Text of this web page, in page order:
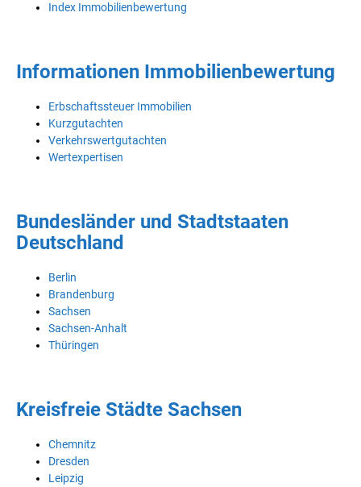
Index Immobilienbewertung
Informationen Immobilienbewertung
Erbschaftssteuer Immobilien
Kurzgutachten
Verkehrswertgutachten
Wertexpertisen
Bundesländer und Stadtstaaten
Deutschland
Berlin
Brandenburg
Sachsen
Sachsen-Anhalt
Thüringen
Kreisfreie Städte Sachsen
Chemnitz
Dresden
Leipzig